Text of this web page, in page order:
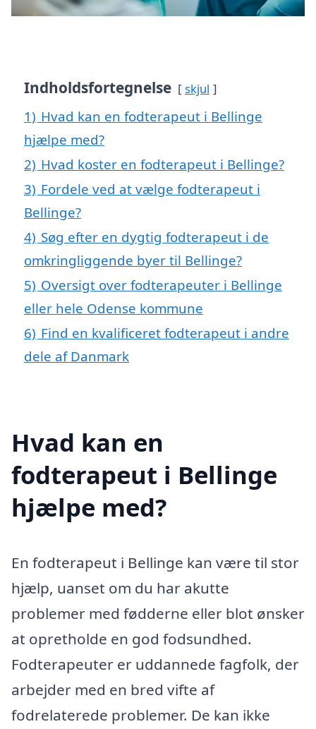
Indholdsfortegnelse skjul
1) Hvad kan en fodterapeut i Bellinge
hjælpe med?
2) Hvad koster en fodterapeut i Bellinge?
3) Fordele ved at vælge fodterapeut i
Bellinge?
4) Søg efter en dygtig fodterapeut i de
omkringliggende byer til Bellinge?
5) Oversigt over fodterapeuter i Bellinge
eller hele Odense kommune
6) Find en kvalificeret fodterapeut i andre
dele af Danmark
Hvad kan en
fodterapeut i Bellinge
hjælpe med?
En fodterapeut i Bellinge kan være til stor
hjælp, uanset om du har akutte
problemer med fødderne eller blot ønsker
at opretholde en god fodsundhed.
Fodterapeuter er uddannede fagfolk, der
arbejder med en bred vifte af
fodrelaterede problemer. De kan ikke